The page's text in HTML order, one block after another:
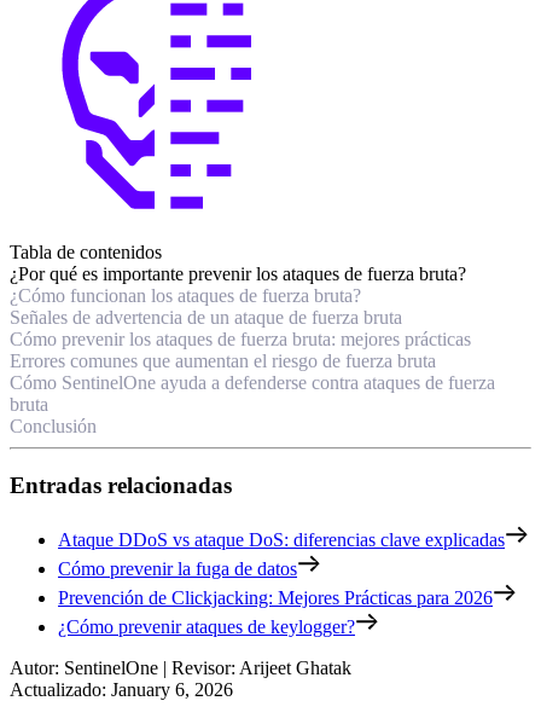
Tabla de contenidos
¿Por qué es importante prevenir los ataques de fuerza bruta?
¿Cómo funcionan los ataques de fuerza bruta?
Señales de advertencia de un ataque de fuerza bruta
Cómo prevenir los ataques de fuerza bruta: mejores prácticas
Errores comunes que aumentan el riesgo de fuerza bruta
Cómo SentinelOne ayuda a defenderse contra ataques de fuerza
bruta
Conclusión
Entradas relacionadas
Ataque DDoS vs ataque DoS: diferencias clave explicadas
Cómo prevenir la fuga de datos
Prevención de Clickjacking: Mejores Prácticas para 2026
¿Cómo prevenir ataques de keylogger?
Autor: SentinelOne | Revisor: Arijeet Ghatak
Actualizado: January 6, 2026